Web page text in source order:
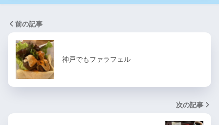
前の記事
神戸でもファラフェル
次の記事